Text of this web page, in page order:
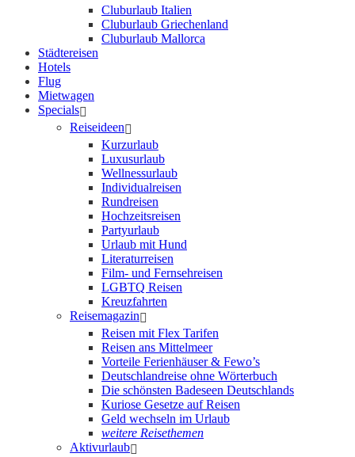
Cluburlaub Italien
Cluburlaub Griechenland
Cluburlaub Mallorca
Städtereisen
Hotels
Flug
Mietwagen
Specials
Reiseideen
Kurzurlaub
Luxusurlaub
Wellnessurlaub
Individualreisen
Rundreisen
Hochzeitsreisen
Partyurlaub
Urlaub mit Hund
Literaturreisen
Film- und Fernsehreisen
LGBTQ Reisen
Kreuzfahrten
Reisemagazin
Reisen mit Flex Tarifen
Reisen ans Mittelmeer
Vorteile Ferienhäuser & Fewo’s
Deutschlandreise ohne Wörterbuch
Die schönsten Badeseen Deutschlands
Kuriose Gesetze auf Reisen
Geld wechseln im Urlaub
weitere Reisethemen
Aktivurlaub